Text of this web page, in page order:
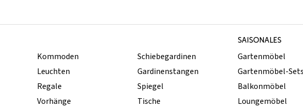
SAISONALES
Kommoden
Leuchten
Regale
Vorhänge
Schiebegardinen
Gardinenstangen
Spiegel
Tische
Gartenmöbel
Gartenmöbel-Sets
Balkonmöbel
Loungemöbel